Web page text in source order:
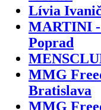
Lívia
MARTINI -
Poprad
MMG
Bratislava
MMG